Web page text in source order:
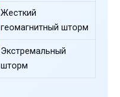
Жесткий
геомагнитный шторм
Экстремальный
шторм